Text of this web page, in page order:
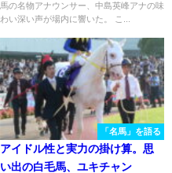
馬の名物アナウンサー、中島英峰アナの味
わい深い声が場内に響いた。 こ...
「名馬」を語る
アイドル性と実力の掛け算。思
い出の白毛馬、ユキチャン